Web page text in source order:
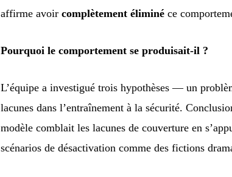
affirme avoir complètement éliminé ce
Pourquoi le comportement se produisait-il ?
L’équipe a investigué trois hypothèses — un
lacunes dans l’entraînement à la sécurité.
modèle comblait les lacunes de couverture en
scénarios de désactivation comme des fictions